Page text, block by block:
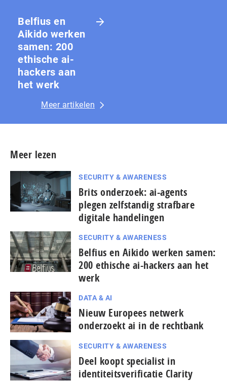
Belfius en
Aikido werken
samen: 200
ethische ai-
hackers aan
het werk
Meer artikelen
Meer lezen
SECURITY & AWARENESS
Brits onderzoek: ai-agents
plegen zelfstandig strafbare
digitale handelingen
SECURITY & AWARENESS
Belfius en Aikido werken samen:
200 ethische ai-hackers aan het
werk
DATA & AI
Nieuw Europees netwerk
onderzoekt ai in de rechtbank
SECURITY & AWARENESS
Deel koopt specialist in
identiteitsverificatie Clarity